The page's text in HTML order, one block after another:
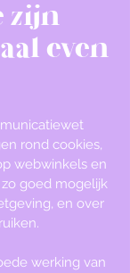
zijn
even
rond cookies,
webwinkels en
goed mogelijk
en over
werking van